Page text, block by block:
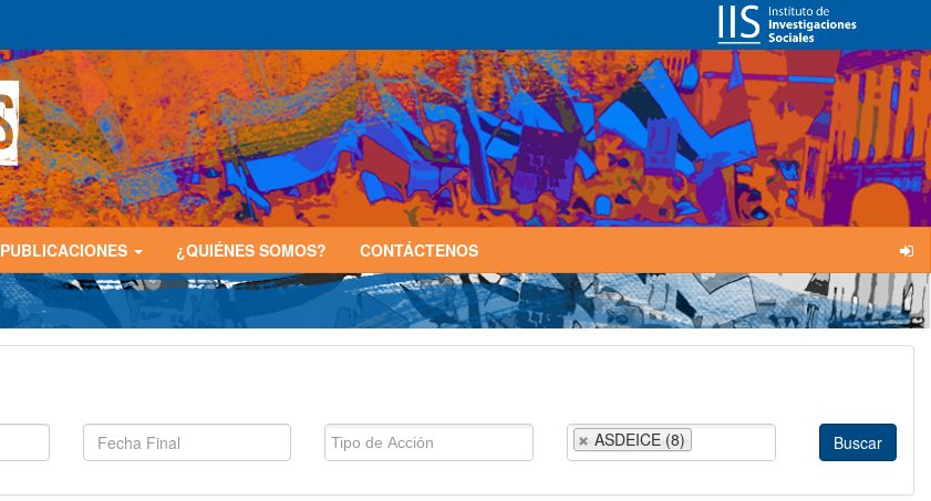
PUBLICACIONES ¿QUIÉNES SOMOS? CONTÁCTENOS
ASDEICE (8)